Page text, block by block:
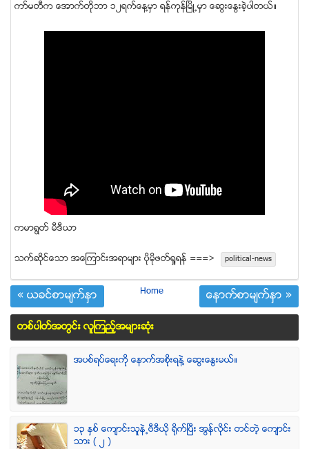
ကာ္မတီက ေအာက္တိုဘာ ၁၂ရက္ေန႔မွာ ရန္ကုန္ၿမိဳ႕မွာ ေဆြးေႏြးခဲ့ပါတယ္။
ကမာရြတ္ မီဒီယာ
သက္ဆုိင္ေသာ အေၾကာင္းအရာမ်ား ပုိမုိဖတ္ရႈရန္ ===> political-news
« ယခင္စာမ်က္ႏွာ Home ေနာက္စာမ်က္ႏွာ »
တစ္ပါတ္အတြင္း လူၾကည့္အမ်ားဆံုး
အပစ္ရပ္ေရးကို ေနာက္အစိုးရနဲ႔ ေဆြးေႏြးမယ္။
၁၃ ႏွစ္ ေက်ာင္းသူနဲ႕ဗီဒီယို ရိုက္ျပီး အြန္လိုင္း တင္တဲ့ ေက်ာင္း
သား ( ၂ )